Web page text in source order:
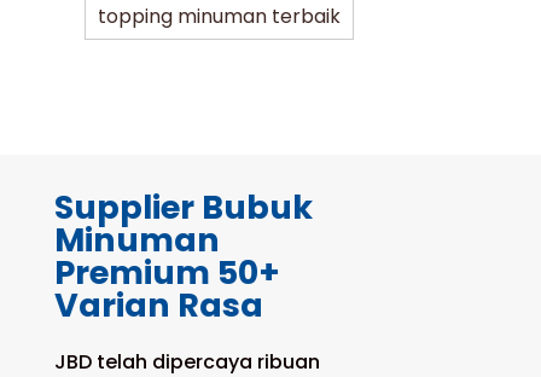
topping minuman terbaik
Supplier Bubuk
Minuman
Premium 50+
Varian Rasa
JBD telah dipercaya ribuan